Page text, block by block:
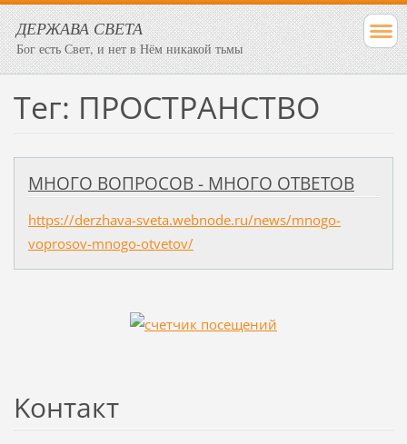
ДЕРЖАВА СВЕТА
Бог есть Свет, и нет в Нём никакой тьмы
Тег: ПРОСТРАНСТВО
МНОГО ВОПРОСОВ - МНОГО ОТВЕТОВ
https://derzhava-sveta.webnode.ru/news/mnogo-
voprosov-mnogo-otvetov/
Koнтакт